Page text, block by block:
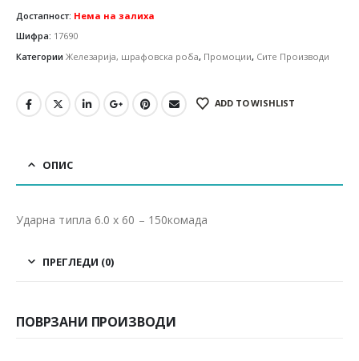
Достапност: Нема на залиха
Шифра: 17690
Категории Железарија, шрафовска роба, Промоции, Сите Производи
ADD TO WISHLIST
ОПИС
Ударна типла 6.0 x 60 – 150комада
ПРЕГЛЕДИ (0)
ПОВРЗАНИ ПРОИЗВОДИ